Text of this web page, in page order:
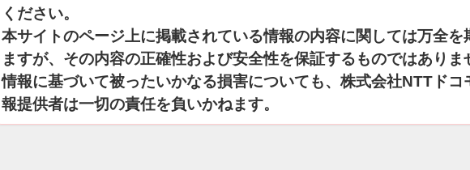
ください。
本サイトのページ上に掲載されている情報の内容に関しては万全を
ますが、その内容の正確性および安全性を保証するものではありま
情報に基づいて被ったいかなる損害についても、株式会社NTTドコ
報提供者は一切の責任を負いかねます。